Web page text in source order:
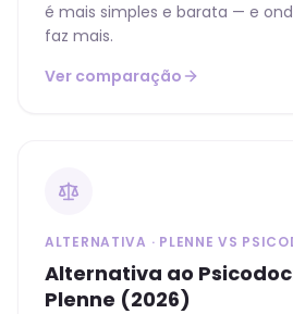
é mais simples e barata — e
faz mais.
Ver comparação
ALTERNATIVA · PLENNE VS
Alternativa ao
Plenne (2026)